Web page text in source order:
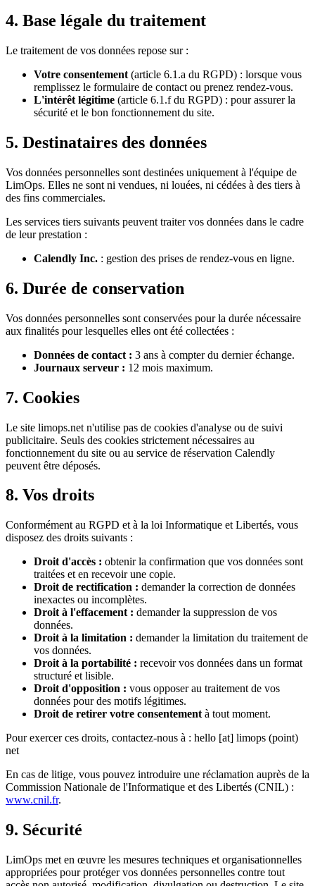
4. Base légale du traitement
Le traitement de vos données repose sur :
Votre consentement (article 6.1.a du RGPD) : lorsque vous
remplissez le formulaire de contact ou prenez rendez-vous.
L'intérêt légitime (article 6.1.f du RGPD) : pour assurer la
sécurité et le bon fonctionnement du site.
5. Destinataires des données
Vos données personnelles sont destinées uniquement à l'équipe de
LimOps. Elles ne sont ni vendues, ni louées, ni cédées à des tiers à
des fins commerciales.
Les services tiers suivants peuvent traiter vos données dans le cadre
de leur prestation :
Calendly Inc. : gestion des prises de rendez-vous en ligne.
6. Durée de conservation
Vos données personnelles sont conservées pour la durée nécessaire
aux finalités pour lesquelles elles ont été collectées :
Données de contact : 3 ans à compter du dernier échange.
Journaux serveur : 12 mois maximum.
7. Cookies
Le site limops.net n'utilise pas de cookies d'analyse ou de suivi
publicitaire. Seuls des cookies strictement nécessaires au
fonctionnement du site ou au service de réservation Calendly
peuvent être déposés.
8. Vos droits
Conformément au RGPD et à la loi Informatique et Libertés, vous
disposez des droits suivants :
Droit d'accès : obtenir la confirmation que vos données sont
traitées et en recevoir une copie.
Droit de rectification : demander la correction de données
inexactes ou incomplètes.
Droit à l'effacement : demander la suppression de vos
données.
Droit à la limitation : demander la limitation du traitement de
vos données.
Droit à la portabilité : recevoir vos données dans un format
structuré et lisible.
Droit d'opposition : vous opposer au traitement de vos
données pour des motifs légitimes.
Droit de retirer votre consentement à tout moment.
Pour exercer ces droits, contactez-nous à : hello [at] limops (point)
net
En cas de litige, vous pouvez introduire une réclamation auprès de la
Commission Nationale de l'Informatique et des Libertés (CNIL) :
www.cnil.fr.
9. Sécurité
LimOps met en œuvre les mesures techniques et organisationnelles
appropriées pour protéger vos données personnelles contre tout